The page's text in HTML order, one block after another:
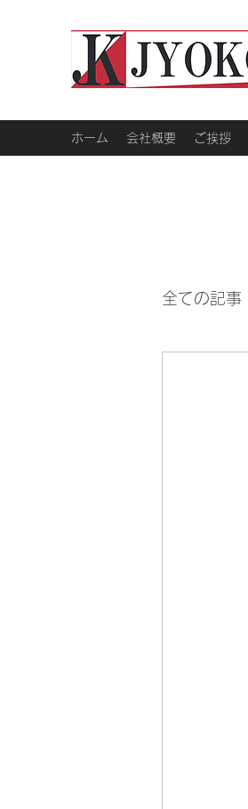
ホーム 会社概要 ご挨拶
全ての記事